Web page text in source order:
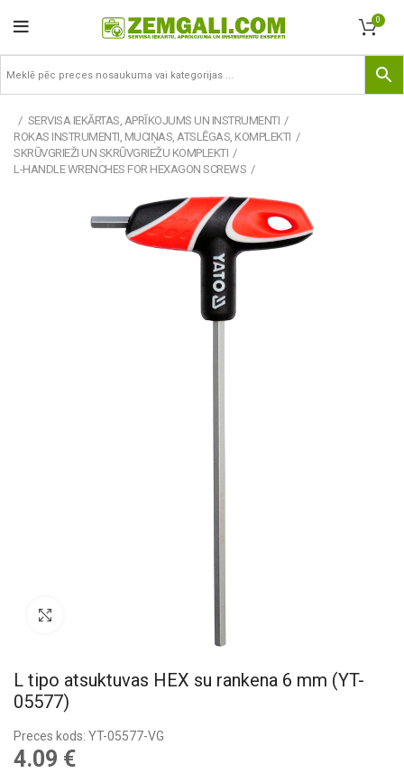
0
SERVISA IEKĀRTAS, APRĪKOJUMS UN INSTRUMENTI
ROKAS INSTRUMENTI, MUCIŅAS, ATSLĒGAS, KOMPLEKTI
SKRŪVGRIEŽI UN SKRŪVGRIEŽU KOMPLEKTI
L-HANDLE WRENCHES FOR HEXAGON SCREWS
L tipo atsuktuvas HEX su rankena 6 mm (YT-
05577)
Preces kods: YT-05577-VG
4.09 €